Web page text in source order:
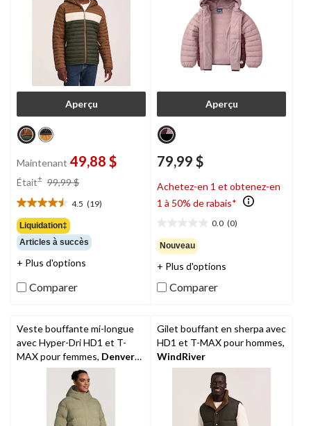
Aperçu
Maintenant 49,88 $
Était± 99,99 $
99,99 $
4.5 (19)
4.5
étoile(s)
sur
5.
19
Liquidation‡
Articles à succès
+ Plus d'options
Comparer
Aperçu
79,99 $
Achetez-en 1 et obtenez-en
1 à 50% de rabais*
0.0 (0)
étoile(s)
sur
5.
Nouveau
+ Plus d'options
Comparer
Veste bouffante mi-longue
avec Hyper-Dri HD1 et T-
MAX pour femmes, Denver
Gilet bouffant en sherpa avec
HD1 et T-MAX pour hommes,
WindRiver